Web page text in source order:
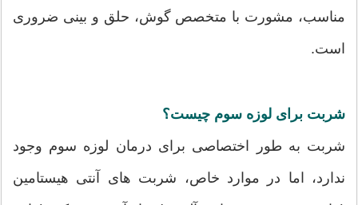
مناسب، مشورت با متخصص گوش، حلق و بینی ضروری
است.
شربت برای لوزه سوم چیست؟
شربت به طور اختصاصی برای درمان لوزه سوم وجود
ندارد، اما در موارد خاص، شربت های آنتی هیستامین